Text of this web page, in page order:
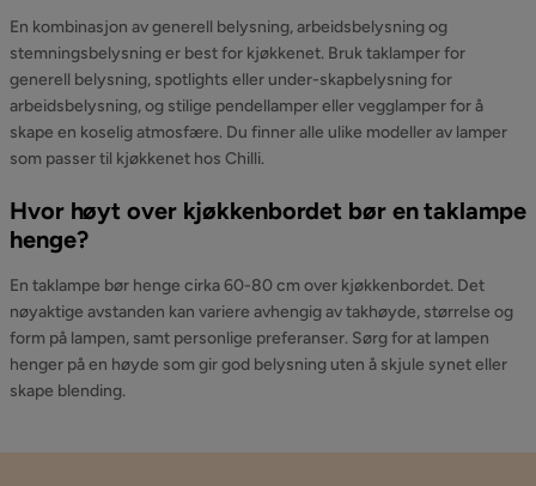
En kombinasjon av generell belysning, arbeidsbelysning og
stemningsbelysning er best for kjøkkenet. Bruk taklamper for
generell belysning, spotlights eller under-skapbelysning for
arbeidsbelysning, og stilige pendellamper eller vegglamper for å
skape en koselig atmosfære. Du finner alle ulike modeller av lamper
som passer til kjøkkenet hos Chilli.
Hvor høyt over kjøkkenbordet bør en taklampe
henge?
En taklampe bør henge cirka 60-80 cm over kjøkkenbordet. Det
nøyaktige avstanden kan variere avhengig av takhøyde, størrelse og
form på lampen, samt personlige preferanser. Sørg for at lampen
henger på en høyde som gir god belysning uten å skjule synet eller
skape blending.